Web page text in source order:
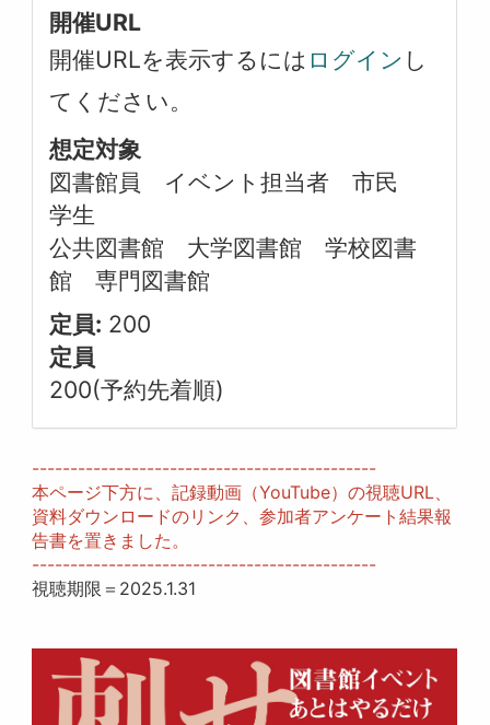
開催URL
開催URLを表示するには ログイン し
てください。
想定対象
図書館員 イベント担当者 市民
学生
公共図書館 大学図書館 学校図書
館 専門図書館
定員: 200
定員
200(予約先着順)
---------------------------------------------
本ページ下方に、記録動画（YouTube）の視聴URL、
資料ダウンロードのリンク、参加者アンケート結果報
告書を置きました。
---------------------------------------------
視聴期限＝2025.1.31